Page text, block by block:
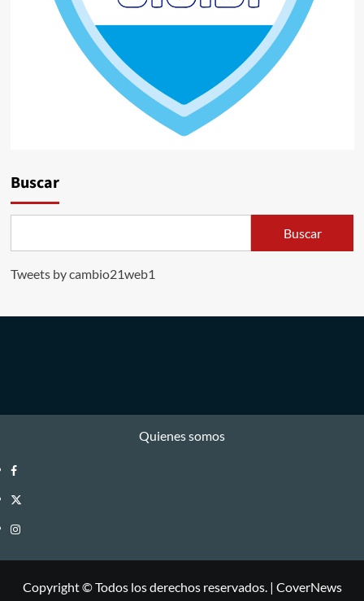
Buscar
Buscar
Tweets by cambio21web1
Quienes somos
Facebook
Twitter
Instagram
Copyright © Todos los derechos reservados. | CoverNews